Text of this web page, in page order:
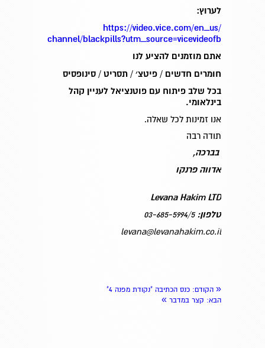
לערוץ:
https://video.vice.com/en_us/
channel/blackpills?utm_source=vicevideofb
אתם מוזמנים להציע לנו
חומרים חדשים / פיטצ׳ / תסריט / סינופסיס
בכל שלב פיתוח עם פוטנציאל לעניין קהל
בינלאומי.
אנו זמינות לכל שאלה.
תודה רבה
בברכה,
אדווה פרנקו
Levana Hakim LTD
טלפון:03-685-5994/5
levana@levanahakim.co.il
« הקודם: כנס הכתיבה "נקודת מפנה 4"
הבא: קצר במדבר »